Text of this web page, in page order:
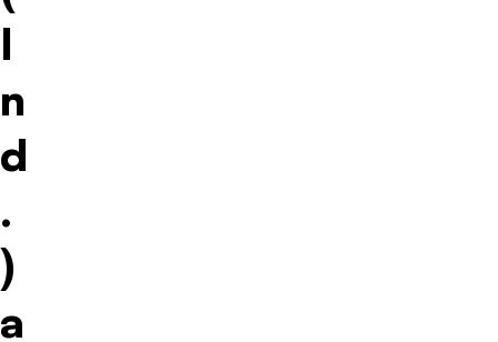
I
n
d
.
)
a